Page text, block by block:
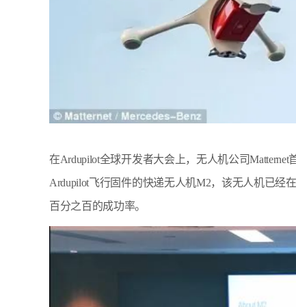
在Ardupilot全球开发者大会上，无人机公司Matternet
Ardupilot飞行固件的快递无人机M2，该无人机已经
百分之百的成功率。